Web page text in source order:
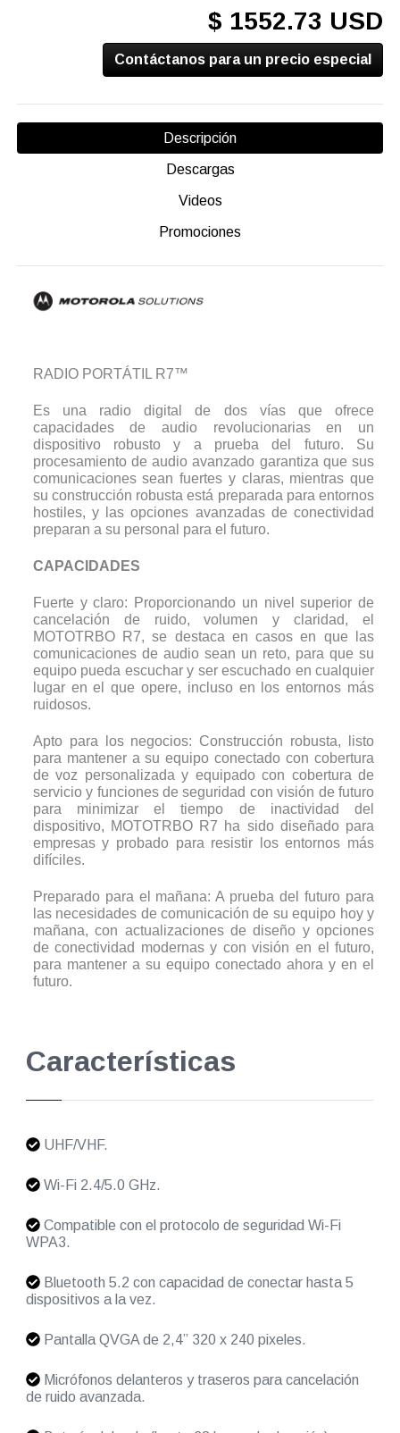
$ 1552.73 USD
Contáctanos para un precio especial
Descripción
Descargas
Videos
Promociones
RADIO PORTÁTIL R7™
Es una radio digital de dos vías que ofrece
capacidades de audio revolucionarias en un
dispositivo robusto y a prueba del futuro. Su
procesamiento de audio avanzado garantiza que sus
comunicaciones sean fuertes y claras, mientras que
su construcción robusta está preparada para entornos
hostiles, y las opciones avanzadas de conectividad
preparan a su personal para el futuro.
CAPACIDADES
Fuerte y claro: Proporcionando un nivel superior de
cancelación de ruido, volumen y claridad, el
MOTOTRBO R7, se destaca en casos en que las
comunicaciones de audio sean un reto, para que su
equipo pueda escuchar y ser escuchado en cualquier
lugar en el que opere, incluso en los entornos más
ruidosos.
Apto para los negocios: Construcción robusta, listo
para mantener a su equipo conectado con cobertura
de voz personalizada y equipado con cobertura de
servicio y funciones de seguridad con visión de futuro
para minimizar el tiempo de inactividad del
dispositivo, MOTOTRBO R7 ha sido diseñado para
empresas y probado para resistir los entornos más
difíciles.
Preparado para el mañana: A prueba del futuro para
las necesidades de comunicación de su equipo hoy y
mañana, con actualizaciones de diseño y opciones
de conectividad modernas y con visión en el futuro,
para mantener a su equipo conectado ahora y en el
futuro.
Características
UHF/VHF.
Wi-Fi 2.4/5.0 GHz.
Compatible con el protocolo de seguridad Wi-Fi
WPA3.
Bluetooth 5.2 con capacidad de conectar hasta 5
dispositivos a la vez.
Pantalla QVGA de 2,4” 320 x 240 pixeles.
Micrófonos delanteros y traseros para cancelación
de ruido avanzada.